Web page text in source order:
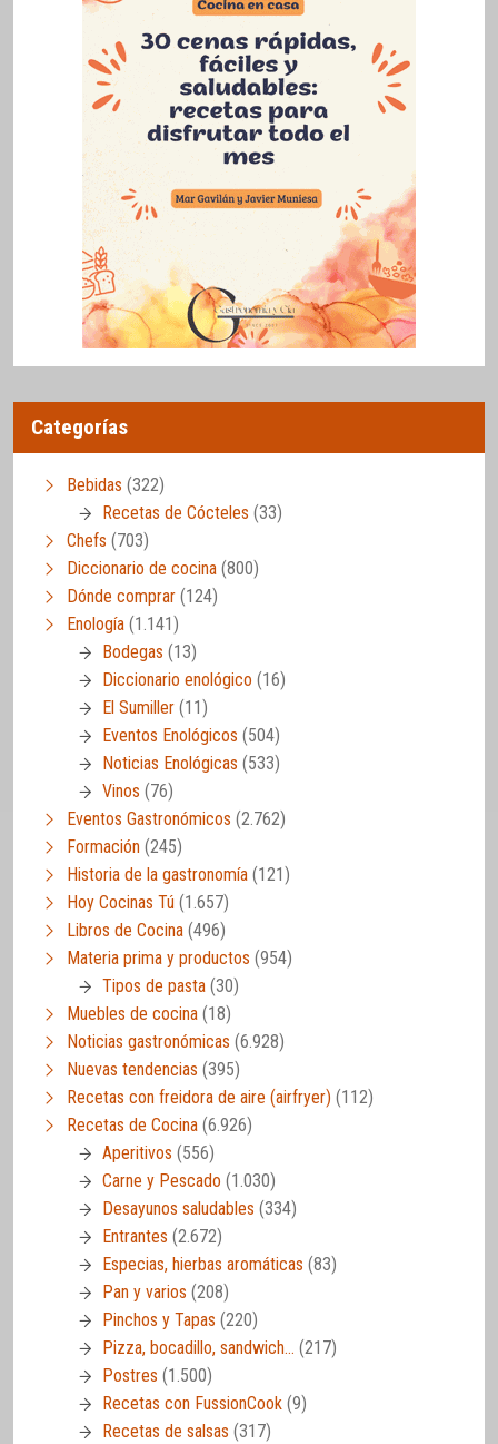
Categorías
Bebidas (322)
Recetas de Cócteles (33)
Chefs (703)
Diccionario de cocina (800)
Dónde comprar (124)
Enología (1.141)
Bodegas (13)
Diccionario enológico (16)
El Sumiller (11)
Eventos Enológicos (504)
Noticias Enológicas (533)
Vinos (76)
Eventos Gastronómicos (2.762)
Formación (245)
Historia de la gastronomía (121)
Hoy Cocinas Tú (1.657)
Libros de Cocina (496)
Materia prima y productos (954)
Tipos de pasta (30)
Muebles de cocina (18)
Noticias gastronómicas (6.928)
Nuevas tendencias (395)
Recetas con freidora de aire (airfryer) (112)
Recetas de Cocina (6.926)
Aperitivos (556)
Carne y Pescado (1.030)
Desayunos saludables (334)
Entrantes (2.672)
Especias, hierbas aromáticas (83)
Pan y varios (208)
Pinchos y Tapas (220)
Pizza, bocadillo, sandwich… (217)
Postres (1.500)
Recetas con FussionCook (9)
Recetas de salsas (317)